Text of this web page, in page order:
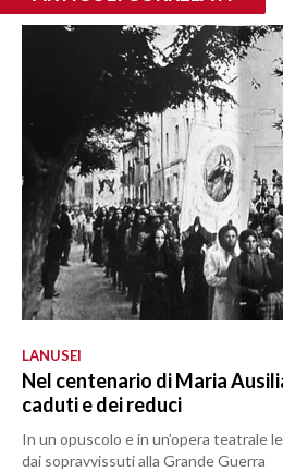
LANUSEI
Nel centenario di Maria
caduti e dei reduci
In un opuscolo e in un’opera teatrale
dai sopravvissuti alla Grande Guerra